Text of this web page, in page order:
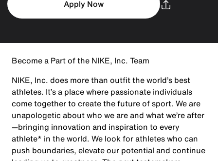
Apply Now
Become a Part of the NIKE, Inc. Team
NIKE, Inc. does more than outfit the world’s best
athletes. It’s a place where passionate individuals
come together to create the future of sport. We are
unapologetic about who we are and what we’re after
—bringing innovation and inspiration to every
athlete* in the world. We look for athletes who can
push boundaries, elevate our potential and continue